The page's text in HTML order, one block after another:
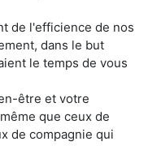
de l'efficience de nos
dans le but
le temps de vous
être et votre
que ceux de
de compagnie qui